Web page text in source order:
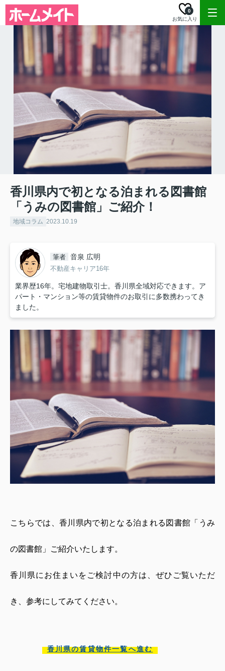
お気に入り
0
香川県内で初となる泊まれる図書館
「うみの図書館」ご紹介！
地域コラム 2023.10.19
筆者 音泉 広明
不動産キャリア16年
業界歴16年。宅地建物取引士。香川県全域対応できます。ア
パート・マンション等の賃貸物件のお取引に多数携わってき
ました。
こちらでは、香川県内で初となる泊まれる図書館「うみ
の図書館」ご紹介いたします。
香川県にお住まいをご検討中の方は、ぜひご覧いただ
き、参考にしてみてください。
香川県の賃貸物件一覧へ進む